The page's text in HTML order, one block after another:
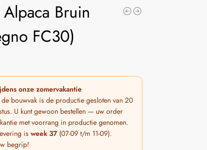
Bruin
FC30)
onze zomervakantie
de bouwvak is de productie gesloten van 20
U kunt gewoon bestellen — uw order
met voorrang in productie genomen.
isweek 37 (07-09 t/m 11-09).
begrip!